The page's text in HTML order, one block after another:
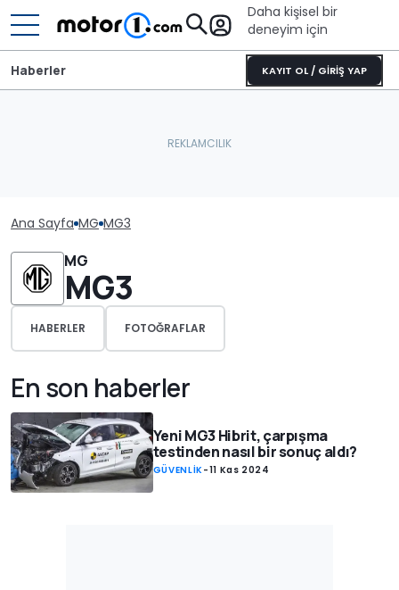
Daha kişisel bir
deneyim için
KAYIT OL / GİRİŞ YAP
Haberler
Ana Sayfa MG MG3
MG
MG3
HABERLER FOTOĞRAFLAR
En son haberler
Yeni MG3 Hibrit, çarpışma
testinden nasıl bir sonuç aldı?
GÜVENLİK-11 Kas 2024